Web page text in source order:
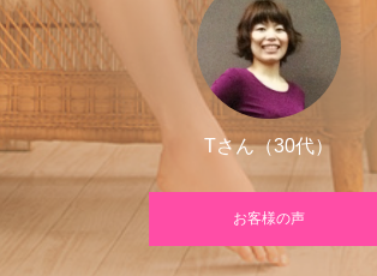
Tさん（30代）
お客様の声